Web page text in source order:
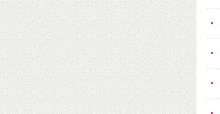
•
•
•